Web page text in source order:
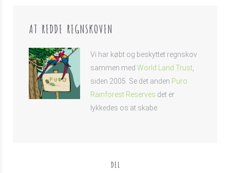
AT REDDE REGNSKOVEN
Vi har købt og beskyttet regnskov
sammen med World Land Trust
siden 2005. Se det anden Puro
Rainforest Reserves det er
lykkedes os at skabe.
DEL